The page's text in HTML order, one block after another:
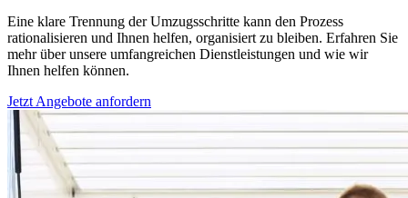
Eine klare Trennung der Umzugsschritte kann den Prozess
rationalisieren und Ihnen helfen, organisiert zu bleiben. Erfahren Sie
mehr über unsere umfangreichen Dienstleistungen und wie wir
Ihnen helfen können.
Jetzt Angebote anfordern